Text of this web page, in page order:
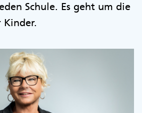
Schule. Es geht um die